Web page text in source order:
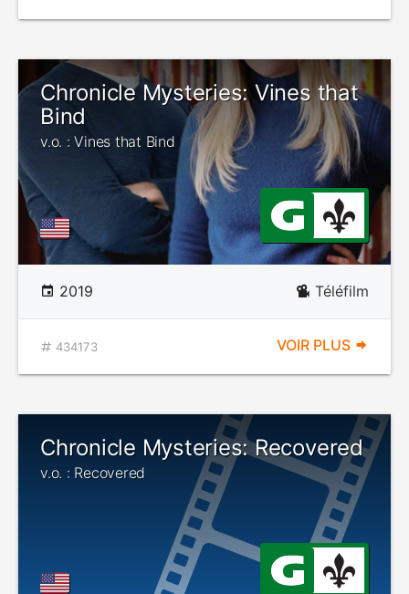
Chronicle Mysteries: Vines that
Bind
v.o. : Vines that Bind
2019 Téléfilm
434173 VOIR PLUS
Chronicle Mysteries: Recovered
v.o. : Recovered